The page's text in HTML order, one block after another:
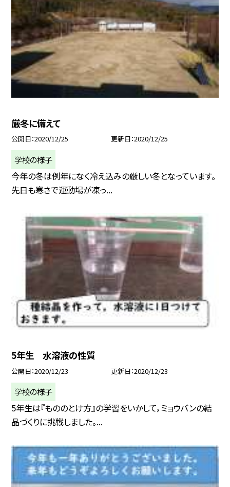
厳冬に備えて
公開日 2020/12/25 更新日 2020/12/25
学校の様子
今年の冬は例年になく冷え込みの厳しい冬となっています。
先日も寒さで運動場が凍っ...
5年生 水溶液の性質
公開日 2020/12/23 更新日 2020/12/23
学校の様子
5年生は『もののとけ方』の学習をいかして，ミョウバンの結
晶づくりに挑戦しました。...